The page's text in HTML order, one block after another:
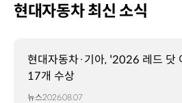
현대자동차 최신 소식
현대자동차·기아, '2026 레드 닷
17개 수상
뉴스2026.08.07